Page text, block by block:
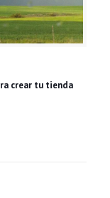
crear tu tienda